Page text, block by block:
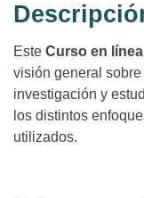
Este Curso en
visión general sobre
investigación y
los distintos
utilizados.